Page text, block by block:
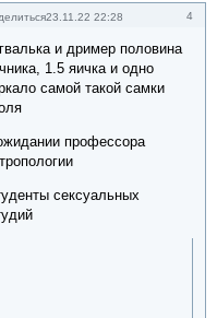
4
23.11.22 22:28
и дример половина
1.5 яичка и одно
самой такой самки
профессора
сексуальных